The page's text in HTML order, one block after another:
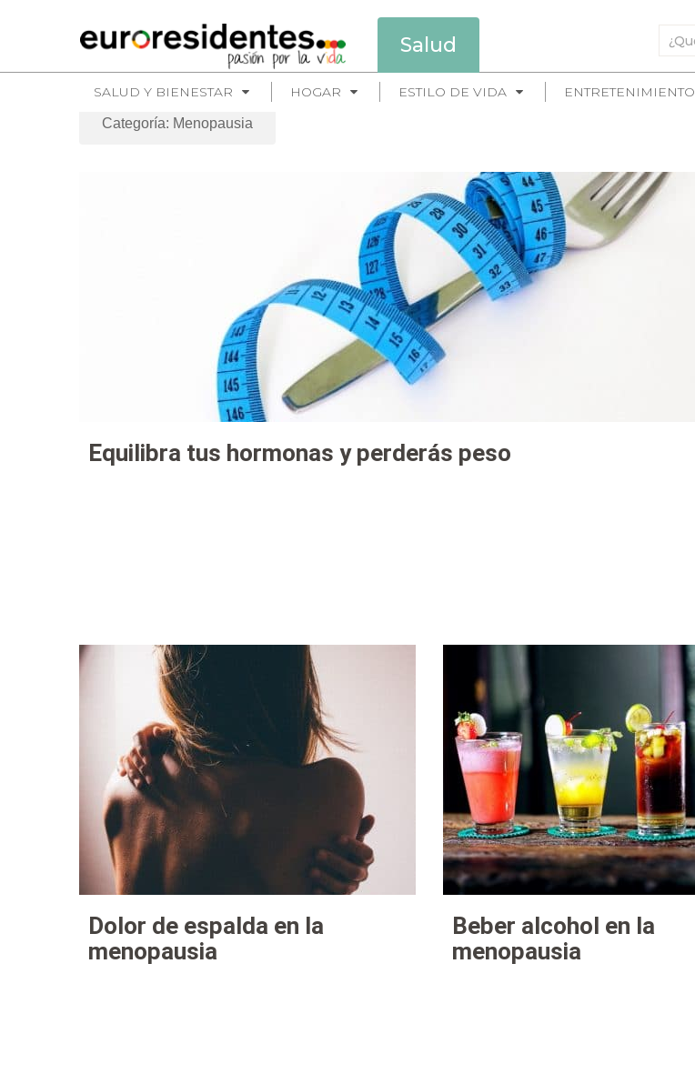
Salud
SALUD Y BIENESTAR HOGAR ESTILO DE VIDA ENTRETENIMIENTO
Categoría: Menopausia
Equilibra tus hormonas y perderás peso
Dolor de espalda en la
menopausia
Beber alcohol en la
menopausia